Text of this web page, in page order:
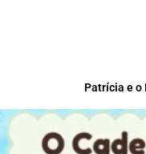
Patrícia e o